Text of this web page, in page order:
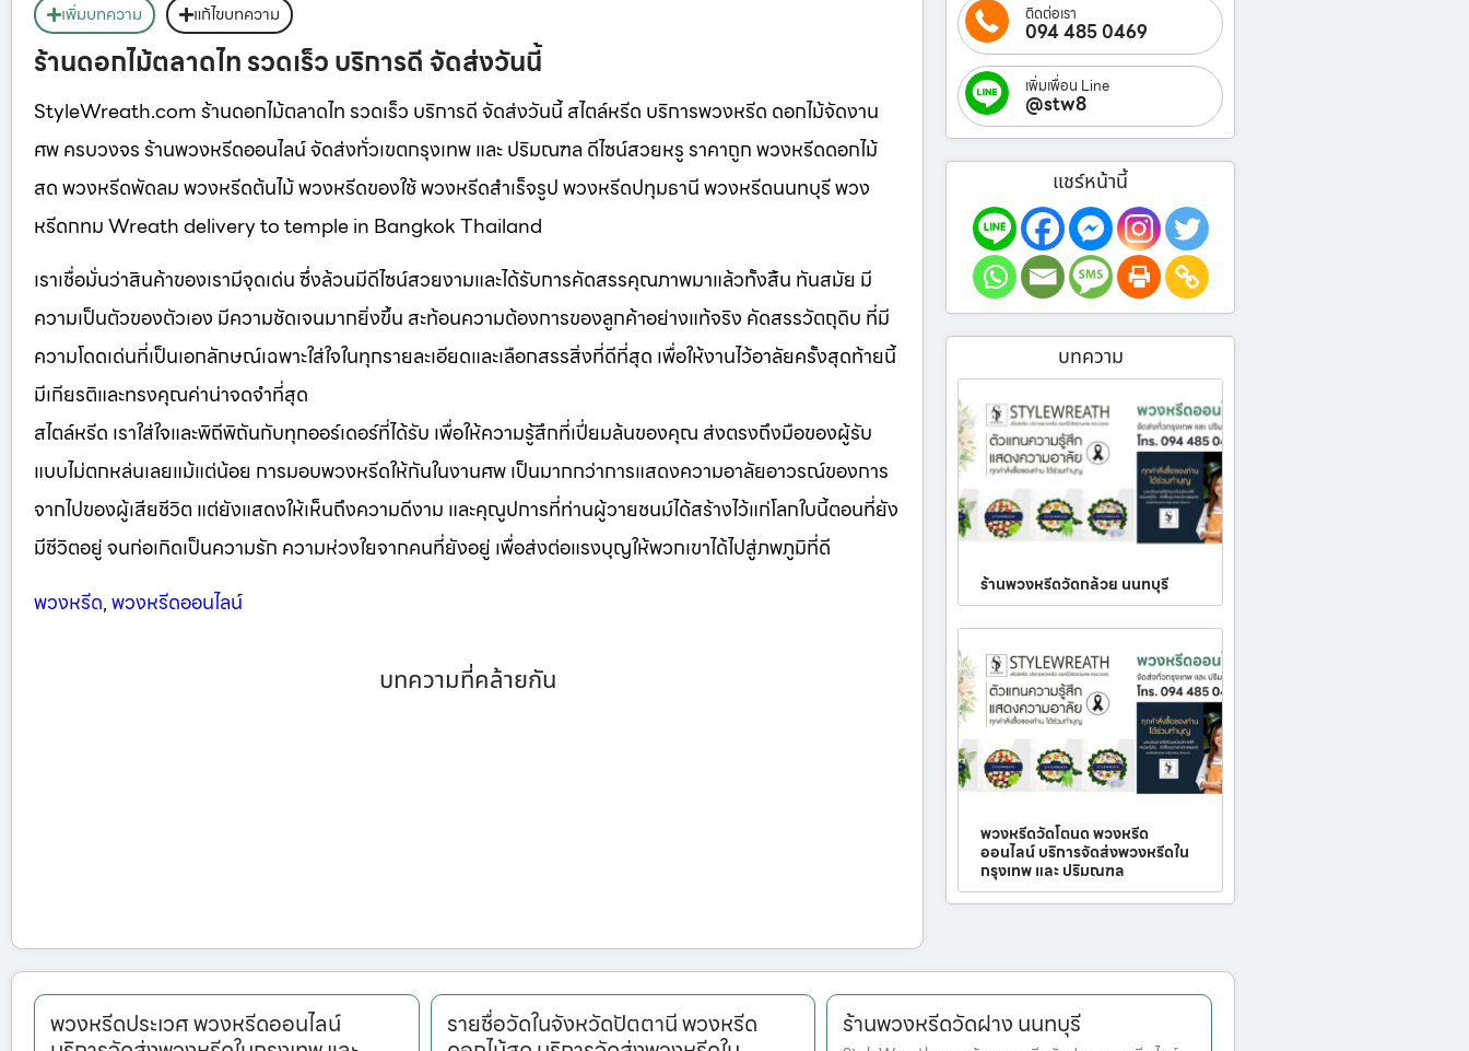
เพิ่มบทความ แก้ไขบทความ
ร้านดอกไม้ตลาดไท รวดเร็ว บริการดี จัดส่งวันนี้
StyleWreath.com ร้านดอกไม้ตลาดไท รวดเร็ว บริการดี จัดส่งวันนี้ สไตล์หรีด บริการพวงหรีด ดอกไม้จัดงาน
ศพ ครบวงจร ร้านพวงหรีดออนไลน์ จัดส่งทั่วเขตกรุงเทพ และ ปริมณฑล ดีไซน์สวยหรู ราคาถูก พวงหรีดดอกไม้
สด พวงหรีดพัดลม พวงหรีดต้นไม้ พวงหรีดของใช้ พวงหรีดสำเร็จรูป พวงหรีดปทุมธานี พวงหรีดนนทบุรี พวง
หรีดกทม Wreath delivery to temple in Bangkok Thailand
เราเชื่อมั่นว่าสินค้าของเรามีจุดเด่น ซึ่งล้วนมีดีไซน์สวยงามและได้รับการคัดสรรคุณภาพมาแล้วทั้งสิ้น ทันสมัย มี
ความเป็นตัวของตัวเอง มีความชัดเจนมากยิ่งขึ้น สะท้อนความต้องการของลูกค้าอย่างแท้จริง คัดสรรวัตถุดิบ ที่มี
ความโดดเด่นที่เป็นเอกลักษณ์เฉพาะใส่ใจในทุกรายละเอียดและเลือกสรรสิ่งที่ดีที่สุด เพื่อให้งานไว้อาลัยครั้งสุดท้ายนี้
มีเกียรติและทรงคุณค่าน่าจดจำที่สุด
สไตล์หรีด เราใส่ใจและพิถีพิถันกับทุกออร์เดอร์ที่ได้รับ เพื่อให้ความรู้สึกที่เปี่ยมล้นของคุณ ส่งตรงถึงมือของผู้รับ
แบบไม่ตกหล่นเลยแม้แต่น้อย การมอบพวงหรีดให้กันในงานศพ เป็นมากกว่าการแสดงความอาลัยอาวรณ์ของการ
จากไปของผู้เสียชีวิต แต่ยังแสดงให้เห็นถึงความดีงาม และคุณูปการที่ท่านผู้วายชนม์ได้สร้างไว้แก่โลกใบนี้ตอนที่ยัง
มีชีวิตอยู่ จนก่อเกิดเป็นความรัก ความห่วงใยจากคนที่ยังอยู่ เพื่อส่งต่อแรงบุญให้พวกเขาได้ไปสู่ภพภูมิที่ดี
พวงหรีด,พวงหรีดออนไลน์
บทความที่คล้ายกัน
ติดต่อเรา
094 485 0469
เพิ่มเพื่อน Line
@stw8
แชร์หน้านี้
บทความ
ร้านพวงหรีดวัดกล้วย นนทบุรี
พวงหรีดวัดโตนด พวงหรีด
ออนไลน์ บริการจัดส่งพวงหรีดใน
กรุงเทพ และ ปริมณฑล
พวงหรีดประเวศ พวงหรีดออนไลน์ รายชื่อวัดในจังหวัดปัตตานี พวงหรีด ร้านพวงหรีดวัดฝาง นนทบุรี